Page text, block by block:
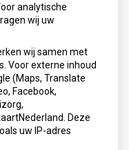
voorschrijven,
meer: aantal
zonder
vanwege
kan baby’s
analytische
wij uw
wij samen met
Voor externe inhoud
(Maps, Translate
Facebook,
Deze
uw IP-adres